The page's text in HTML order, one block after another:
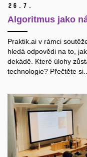
26. 7.
Algoritmus jako
Praktik.ai v rámci
hledá odpovědi na to,
dekádě. Které úlohy
technologie? Přečtěte si...